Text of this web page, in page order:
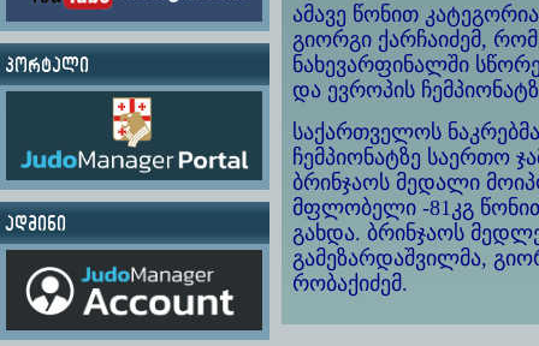
პორტალი
ადმინი
ამავე წონით
გიორგი ქარჩაიძემ,
ნახევარფინალში
და ევროპის
საქართველოს
ჩემპიონატზე საერთო
ბრინჯაოს მედალი
მფლობელი -81კგ
გახდა. ბრინჯაოს
გამეზარდაშვილმა,
რობაქიძემ.